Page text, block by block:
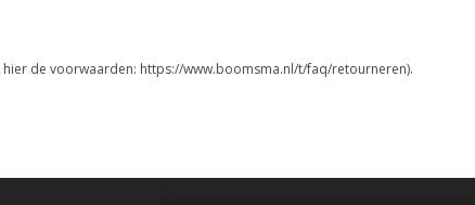
de voorwaarden: https://www.boomsma.nl/t/faq/retourneren).